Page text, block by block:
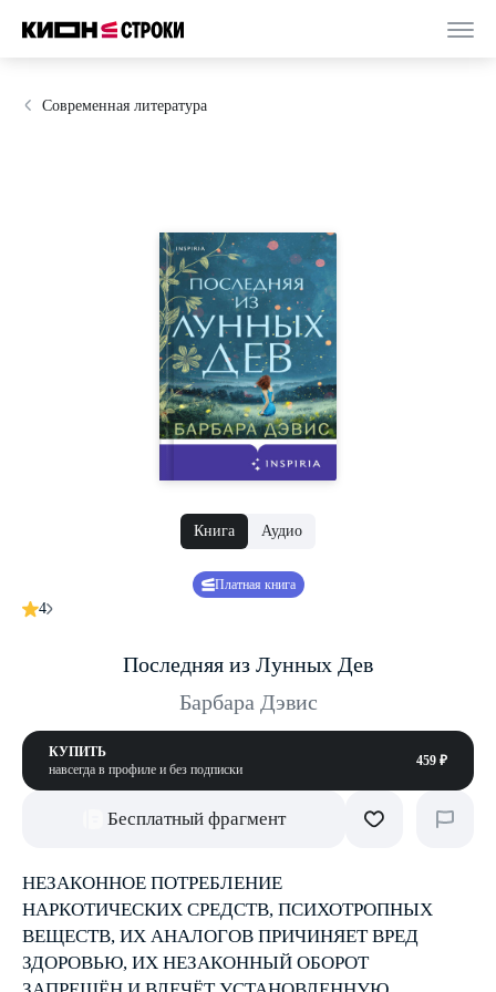
Современная литература
Книга Аудио
Платная книга
4
Последняя из Лунных Дев
Барбара Дэвис
КУПИТЬ
навсегда в профиле и без подписки
459 ₽
Бесплатный фрагмент
НЕЗАКОННОЕ ПОТРЕБЛЕНИЕ
НАРКОТИЧЕСКИХ СРЕДСТВ, ПСИХОТРОПНЫХ
ВЕЩЕСТВ, ИХ АНАЛОГОВ ПРИЧИНЯЕТ ВРЕД
ЗДОРОВЬЮ, ИХ НЕЗАКОННЫЙ ОБОРОТ